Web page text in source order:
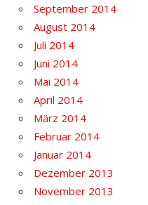
September 2014
August 2014
Juli 2014
Juni 2014
Mai 2014
April 2014
März 2014
Februar 2014
Januar 2014
Dezember 2013
November 2013